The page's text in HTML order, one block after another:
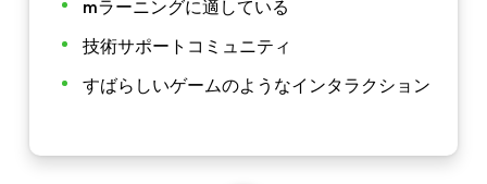
mラーニングに適している
技術サポートコミュニティ
すばらしいゲームのようなインタラクション